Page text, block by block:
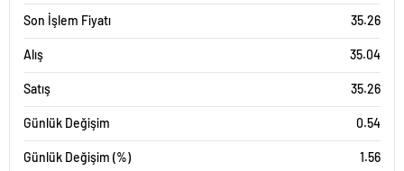
Son İşlem Fiyatı 35.26
Alış 35.04
Satış 35.26
Günlük Değişim 0.54
Günlük Değişim (%) 1.56